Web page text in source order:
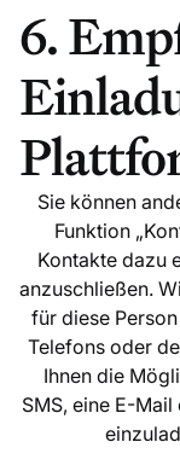
6.
Sie können
Funktion
Kontakte dazu
anzuschließen.
für diese
Telefons oder
Ihnen die
SMS, eine E-